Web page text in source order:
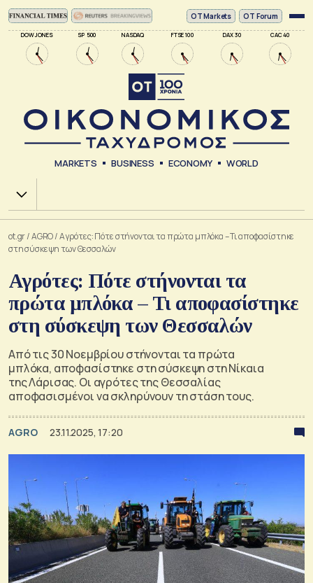
DOW JONES SP 500 NASDAQ FTSE 100 DAX 30 CAC 40
ΟΤ Markets OT Forum
MARKETS BUSINESS ECONOMY WORLD
Χ.Α.
ot.gr/AGRO/Αγρότες: Πότε στήνονται τα πρώτα μπλόκα – Τι αποφασίστηκε
στη σύσκεψη των Θεσσαλών
Αγρότες: Πότε στήνονται τα
πρώτα μπλόκα – Τι αποφασίστηκε
στη σύσκεψη των Θεσσαλών
Από τις 30 Νοεμβρίου στήνονται τα πρώτα
μπλόκα, αποφασίστηκε στη σύσκεψη στη Νίκαια
της Λάρισας. Οι αγρότες της Θεσσαλίας
αποφασισμένοι να σκληρύνουν τη στάση τους.
AGRO 23.11.2025, 17:20